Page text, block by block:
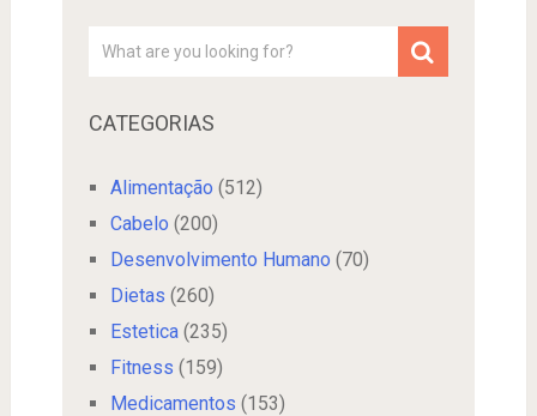
CATEGORIAS
Alimentação (512)
Cabelo (200)
Desenvolvimento Humano (70)
Dietas (260)
Estetica(235)
Fitness (159)
Medicamentos (153)